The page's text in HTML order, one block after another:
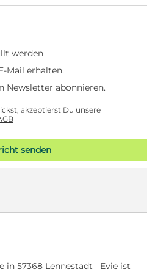
werden
Mail erhalten.
Newsletter abonnieren.
akzeptierst Du unsere
senden
in 57368 Lennestadt Evie ist